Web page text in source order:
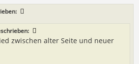
zwischen alter Seite und neuer